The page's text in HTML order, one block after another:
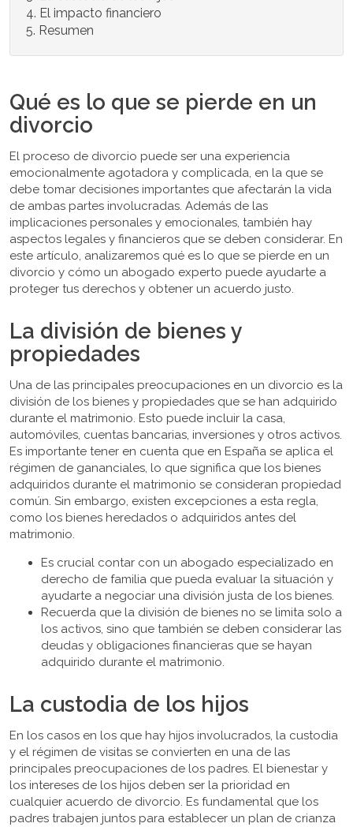
El impacto financiero
Resumen
Qué es lo que se pierde en un
divorcio
El proceso de divorcio puede ser una experiencia
emocionalmente agotadora y complicada, en la que se
debe tomar decisiones importantes que afectarán la vida
de ambas partes involucradas. Además de las
implicaciones personales y emocionales, también hay
aspectos legales y financieros que se deben considerar. En
este artículo, analizaremos qué es lo que se pierde en un
divorcio y cómo un abogado experto puede ayudarte a
proteger tus derechos y obtener un acuerdo justo.
La división de bienes y
propiedades
Una de las principales preocupaciones en un divorcio es la
división de los bienes y propiedades que se han adquirido
durante el matrimonio. Esto puede incluir la casa,
automóviles, cuentas bancarias, inversiones y otros activos.
Es importante tener en cuenta que en España se aplica el
régimen de gananciales, lo que significa que los bienes
adquiridos durante el matrimonio se consideran propiedad
común. Sin embargo, existen excepciones a esta regla,
como los bienes heredados o adquiridos antes del
matrimonio.
Es crucial contar con un abogado especializado en
derecho de familia que pueda evaluar la situación y
ayudarte a negociar una división justa de los bienes.
Recuerda que la división de bienes no se limita solo a
los activos, sino que también se deben considerar las
deudas y obligaciones financieras que se hayan
adquirido durante el matrimonio.
La custodia de los hijos
En los casos en los que hay hijos involucrados, la custodia
y el régimen de visitas se convierten en una de las
principales preocupaciones de los padres. El bienestar y
los intereses de los hijos deben ser la prioridad en
cualquier acuerdo de divorcio. Es fundamental que los
padres trabajen juntos para establecer un plan de crianza